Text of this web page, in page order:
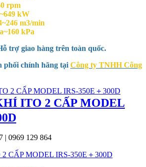
rpm
kW
m3/min
kPa
trợ giao hàng trên toàn quốc.
phối chính hãng tại Công ty TNHH Công
ITO 2 CẤP MODEL
| 0969 129 864
CẤP MODEL IRS-350E＋300D